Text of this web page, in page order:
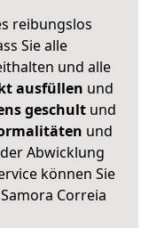
reibungslos
Sie alle
und alle
ausfüllen und
geschult und
und
Abwicklung
können Sie
Correia